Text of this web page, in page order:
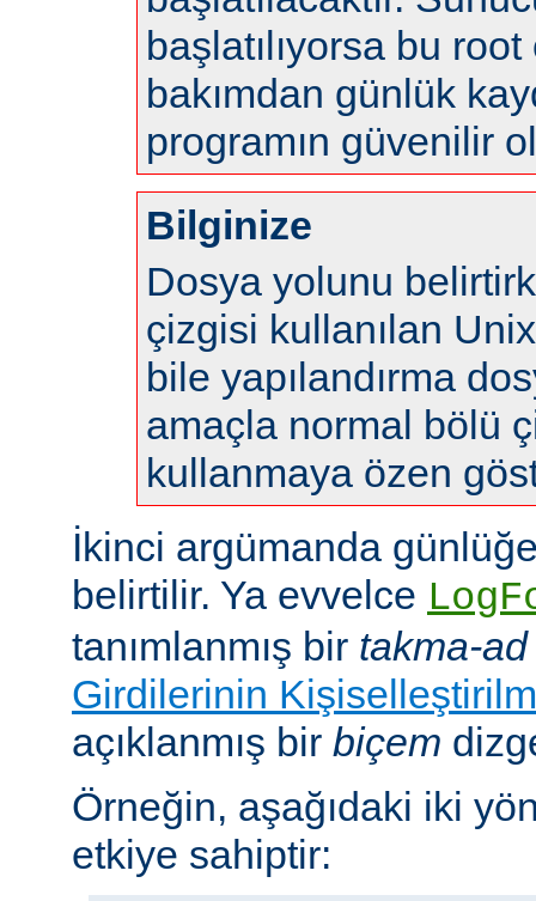
başlatılıyorsa bu
bakımdan günlük
programın güvenilir
Bilginize
Dosya yolunu
çizgisi kullanılan
bile yapılandırma
amaçla normal bölü
kullanmaya özen
İkinci argümanda
belirtilir. Ya evvelce
tanımlanmış bir takma-ad
Girdilerinin
açıklanmış bir biçem
Örneğin, aşağıdaki iki
etkiye sahiptir: